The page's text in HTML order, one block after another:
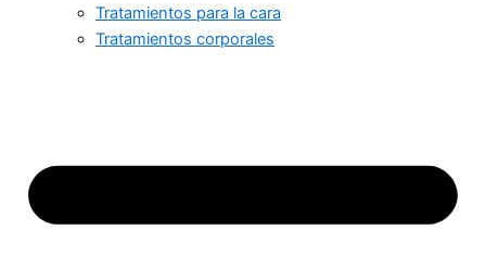
Tratamientos para la cara
Tratamientos corporales